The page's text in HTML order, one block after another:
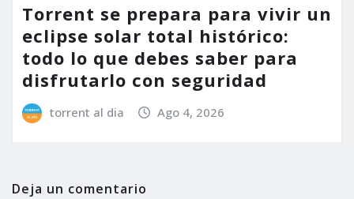
Torrent se prepara para vivir un
eclipse solar total histórico:
todo lo que debes saber para
disfrutarlo con seguridad
torrent al dia Ago 4, 2026
Deja un comentario